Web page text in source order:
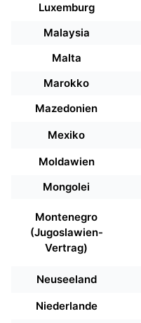
Luxemburg
Malaysia
Malta
Marokko
Mazedonien
Mexiko
Moldawien
Mongolei
Montenegro
(Jugoslawien-
Vertrag)
Neuseeland
Niederlande